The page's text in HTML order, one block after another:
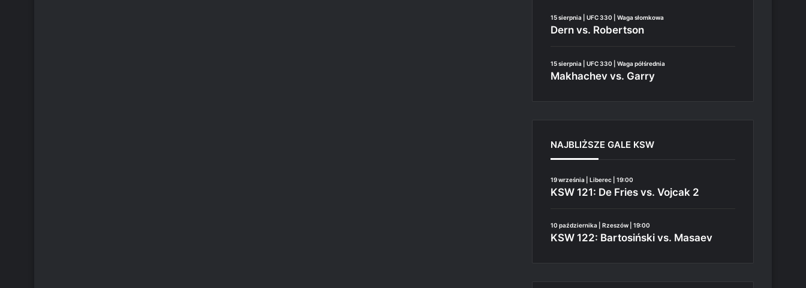
15 sierpnia | UFC 330 | Waga słomkowa
Dern vs. Robertson
15 sierpnia | UFC 330 | Waga półśrednia
Makhachev vs. Garry
NAJBLIŻSZE GALE KSW
19 września | Liberec | 19:00
KSW 121: De Fries vs. Vojcak 2
10 października | Rzeszów | 19:00
KSW 122: Bartosiński vs. Masaev